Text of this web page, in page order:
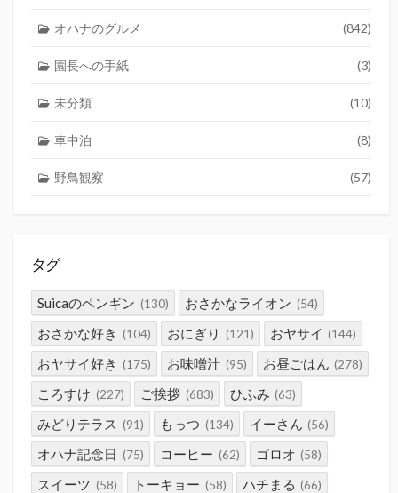
オハナのグルメ (842)
園長への手紙 (3)
未分類 (10)
車中泊 (8)
野鳥観察 (57)
タグ
Suicaのペンギン (130) おさかなライオン (54)
おさかな好き (104) おにぎり (121) おヤサイ (144)
おヤサイ好き (175) お味噌汁 (95) お昼ごはん (278)
ころすけ (227) ご挨拶 (683) ひふみ (63)
みどりテラス (91) もっつ (134) イーさん (56)
オハナ記念日 (75) コーヒー (62) ゴロオ (58)
スイーツ (58) トーキョー (58) ハチまる (66)